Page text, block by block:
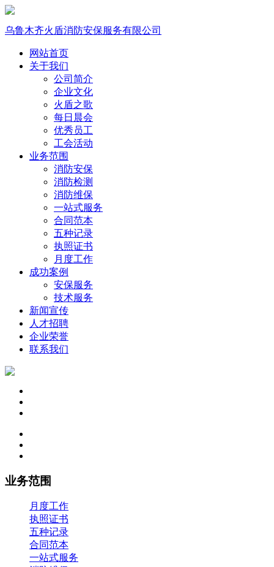
乌鲁木齐火盾消防安保服务有限公司
网站首页
关于我们
公司简介
企业文化
火盾之歌
每日晨会
优秀员工
工会活动
业务范围
消防安保
消防检测
消防维保
一站式服务
合同范本
五种记录
执照证书
月度工作
成功案例
安保服务
技术服务
新闻宣传
人才招聘
企业荣誉
联系我们
业务范围
月度工作
执照证书
五种记录
合同范本
一站式服务